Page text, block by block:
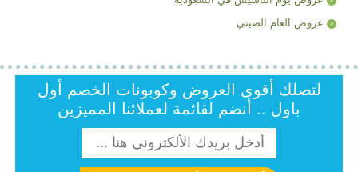
عروض العام الصيني
لتصلك أقوى العروض وكوبونات الخصم أول
باول .. أنضم لقائمة لعملائنا المميزين